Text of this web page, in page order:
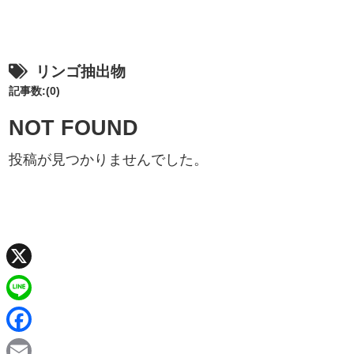
リンゴ抽出物
記事数:(0)
NOT FOUND
投稿が見つかりませんでした。
X
L
F